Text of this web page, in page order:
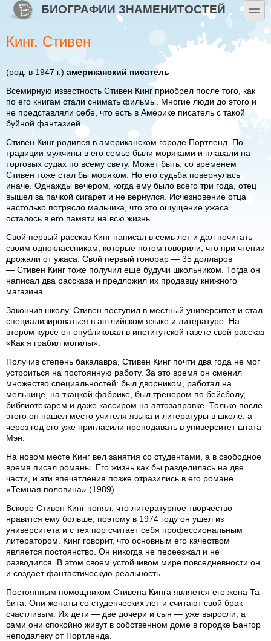
Перейти к основному содержанию
Skip to searchБИОГРАФИИ ЗНАМЕНИТОСТЕЙ toggle
Кинг, Стивен
(род. в 1947 г.) американский писатель
Всемирную известность Стивен Кинг приобрел после того, как
по его книгам стали снимать фильмы. Многие люди до этого и
не представляли себе, что есть в Америке писатель с такой
буйной фантазией.
Стивен Кинг родился в американском городе Портленд. По
традиции мужчины в его семье были моряками и плавали на
торговых судах по всему свету. Может быть, со временем
Стивен тоже стал бы моряком. Но его судьба повернулась
иначе. Однажды вечером, когда ему было всего три года, отец
вышел за пачкой сигарет и не вернулся. Исчезновение отца
настолько потрясло мальчика, что это ощущение ужаса
осталось в его памяти на всю жизнь.
Свой первый рассказ Кинг написал в семь лет и дал почитать
своим одноклассникам, которые потом говорили, что при чтении
дрожали от ужаса. Свой первый гонорар — 35 долларов
— Стивен Кинг тоже получил еще будучи школьником. Тогда он
написал два рассказа и предложил их продавцу книжного
магазина.
Закончив школу, Стивен поступил в местный университет и стал
специализироваться в английском языке и литературе. На
втором курсе он опубликовал в институтской газете свой рассказ
«Как я грабил могилы».
Получив степень бакалавра, Стивен Кинг почти два года не мог
устроиться на постоянную работу. За это время он сменил
множество специальностей: был дворником, работал на
мельнице, на ткацкой фабрике, был тренером по бейсболу,
библиотекарем и даже кассиром на автозаправке. Только после
этого он нашел место учителя языка и литературы в школе, а
через год его уже пригласили преподавать в университет штата
Мэн.
На новом месте Кинг вел занятия со студентами, а в свободное
время писал романы. Его жизнь как бы разделилась на две
части, и эти впечатления позже отразились в его романе
«Темная половина» (1989).
Вскоре Стивен Кинг понял, что литературное творчество
нравится ему больше, поэтому в 1974 году он ушел из
университета и с тех пор считает себя профессиональным
литератором. Кинг говорит, что основным его качеством
является постоянство. Он никогда не переезжал и не
разводился. В этом своем устойчивом мире повседневности он
и создает фантастическую реальность.
Постоянным помощником Стивена Кинга является его жена Та-
бита. Они женаты со студенческих лет и считают свой брак
счастливым. Их дети — две дочери и сын — уже выросли, а
сами они спокойно живут в собственном доме в городке Бангор
неподалеку от Портленда.